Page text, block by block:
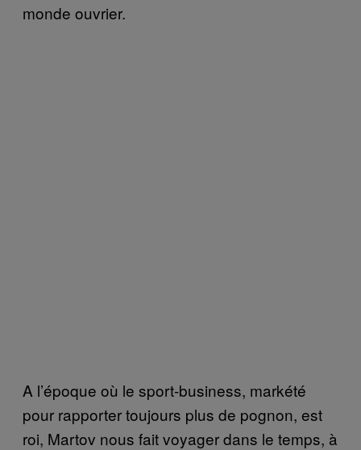
monde ouvrier.
A l’époque où le sport-business, markété
pour rapporter toujours plus de pognon, est
roi, Martov nous fait voyager dans le temps, à